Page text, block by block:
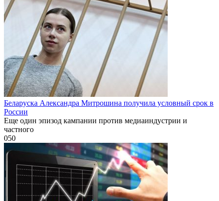
Беларуска Александра Митрошина получила условный срок в
России
Еще один эпизод кампании против медиаиндустрии и
частного
050